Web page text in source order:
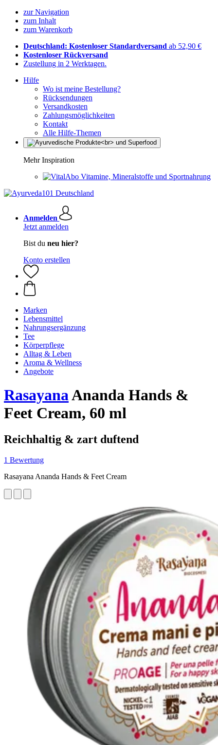
zur Navigation
zum Inhalt
zum Warenkorb
Deutschland: Kostenloser Standardversand ab 52,90 €
Kostenloser Rückversand
Zustellung in 2 Werktagen.
Hilfe
Wo ist meine Bestellung?
Rücksendungen
Versandkosten
Zahlungsmöglichkeiten
Kontakt
Alle Hilfe-Themen
Mehr Inspiration
Vitamine, Mineralstoffe und Sportnahrung
Anmelden
Jetzt anmelden
Bist du neu hier?
Konto erstellen
Marken
Lebensmittel
Nahrungsergänzung
Tee
Körperpflege
Alltag & Leben
Aroma & Wellness
Angebote
RasayanaAnanda Hands &
Feet Cream, 60 ml
Reichhaltig & zart duftend
1 Bewertung
Rasayana Ananda Hands & Feet Cream